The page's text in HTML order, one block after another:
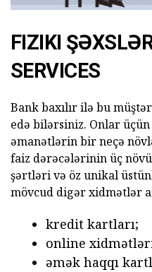
FIZIKI
SERVICES
Bank baxılır ilə bu
edə bilərsiniz. Onlar
əmanətlərin bir neçə
faiz dərəcələrinin üç
şərtləri və öz unikal
mövcud digər xidmətlər
kredit kartları;
online
əmək haqqı